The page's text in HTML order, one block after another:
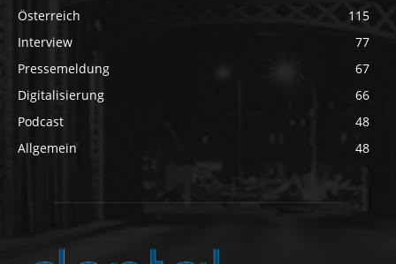
Österreich
115
Interview
77
Pressemeldung
67
Digitalisierung
66
Podcast
48
Allgemein
48